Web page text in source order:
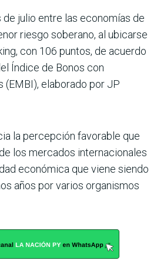
julio entre las eco­nomías de
riesgo soberano, al ubicarse
con 106 puntos, de acuerdo
Índice de Bonos con
elaborado por JP
la percepción favorable que
los mercados internacionales
económica que viene siendo
años por varios organismos